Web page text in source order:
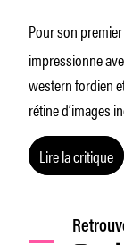
Pour son
impressionne
western fordien
rétine d’images
Lire la critique